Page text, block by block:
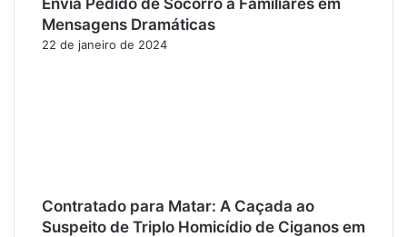
Mensagens Dramáticas
22 de janeiro de 2024
Contratado para Matar: A Caçada ao
Suspeito de Triplo Homicídio de Ciganos em